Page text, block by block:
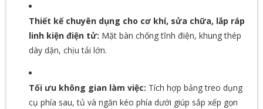
Thiết kế chuyên dụng cho cơ khí, sửa chữa, lắp ráp
linh kiện điện tử: Mặt bàn chống tĩnh điện, khung thép
dày dặn, chịu tải lớn.
Tối ưu không gian làm việc: Tích hợp bảng treo dụng
cụ phía sau, tủ và ngăn kéo phía dưới giúp sắp xếp gọn